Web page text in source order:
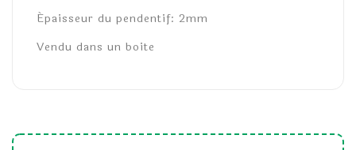
Épaisseur du pendentif: 2mm
Vendu dans un boite